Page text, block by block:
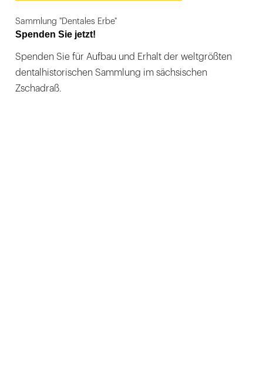
Sammlung "Dentales Erbe"
Spenden Sie jetzt!
Spenden Sie für Aufbau und Erhalt der weltgrößten
dentalhistorischen Sammlung im sächsischen
Zschadraß.